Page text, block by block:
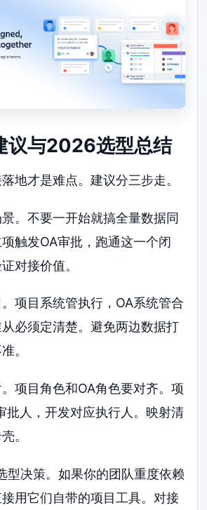
议与2026选型总结
地才是难点。建议分三步走。
。不要一开始就搞全量数据同
触发OA审批，跑通这一个闭
对接价值。
项目系统管执行，OA系统管合
必须定清楚。避免两边数据打
。
项目角色和OA角色要对齐。项
批人，开发对应执行人。映射清
。
型决策。如果你的团队重度依赖
用它们自带的项目工具。对接